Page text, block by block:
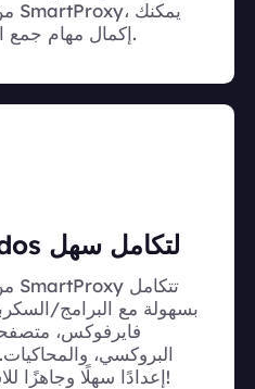
إكمال مهام جمع البيانات بسرعة ودقة أكبر.
بروكسي Barbados لتكامل سهل
بسهولة مع البرامج/
فايرفوكس،
البروكسي،
إعدادًا سهلًا وجاهزًا للاستخدام، مصممة لراحتك!